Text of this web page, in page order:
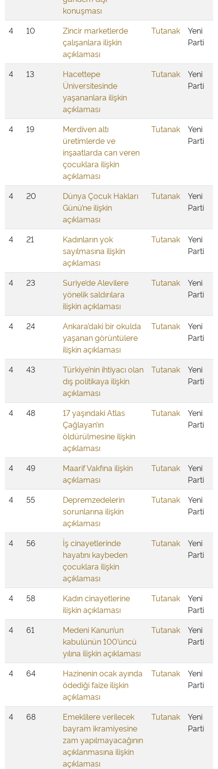
konuşması
4
10
Zincir marketlerde
çalışanlara ilişkin
açıklaması
Tutanak
Yeni
Parti
4 13
Hacettepe
Üniversitesinde
yaşananlara ilişkin
açıklaması
Tutanak
Yeni
Parti
4 19
Merdiven altı
üretimlerde ve
inşaatlarda can veren
çocuklara ilişkin
açıklaması
Tutanak
Yeni
Parti
4 20
Dünya Çocuk Hakları
Günü’ne ilişkin
açıklaması
Tutanak
Yeni
Parti
4 21
Kadınların yok
sayılmasına ilişkin
açıklaması
Tutanak
Yeni
Parti
4 23
Suriye’de Alevilere
yönelik saldırılara
ilişkin açıklaması
Tutanak
Yeni
Parti
4 24
Ankara’daki bir okulda
yaşanan görüntülere
ilişkin açıklaması
Tutanak
Yeni
Parti
4 43
Türkiye’nin ihtiyacı olan
dış politikaya ilişkin
açıklaması
Tutanak
Yeni
Parti
4 48
17 yaşındaki Atlas
Çağlayan’ın
öldürülmesine ilişkin
açıklaması
Tutanak
Yeni
Parti
4 49
Maarif Vakfına ilişkin
açıklaması
Tutanak
Yeni
Parti
4
55
Depremzedelerin
sorunlarına ilişkin
açıklaması
Tutanak
Yeni
Parti
4 56
İş cinayetlerinde
hayatını kaybeden
çocuklara ilişkin
açıklaması
Tutanak
Yeni
Parti
4 58
Kadın cinayetlerine
ilişkin açıklaması
Tutanak
Yeni
Parti
4
61
Medeni Kanun’un
kabulünün 100’üncü
yılına ilişkin açıklaması
Tutanak
Yeni
Parti
4 64
Hazinenin ocak ayında
ödediği faize ilişkin
açıklaması
Tutanak
Yeni
Parti
4 68
Emeklilere verilecek
bayram ikramiyesine
zam yapılmayacağının
açıklanmasına ilişkin
açıklaması
Tutanak
Yeni
Parti